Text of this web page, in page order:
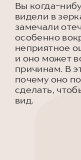
Вы когда-
видели в
замечали
особенно
неприятное
и оно может
причинам. В
почему оно
сделать,
вид.